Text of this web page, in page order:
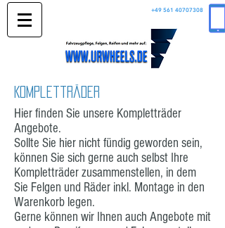
+49 561 40707308
Kompletträder
Hier finden Sie unsere Kompletträder
Angebote.
Sollte Sie hier nicht fündig geworden sein,
können Sie sich gerne auch selbst Ihre
Kompletträder zusammenstellen, in dem
Sie Felgen und Räder inkl. Montage in den
Warenkorb legen.
Gerne können wir Ihnen auch Angebote mit